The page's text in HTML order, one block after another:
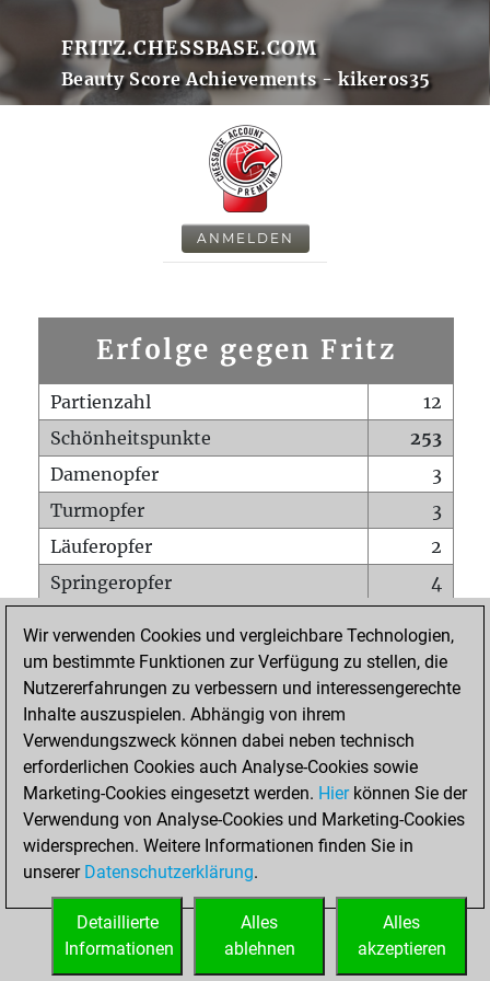
FRITZ.CHESSBASE.COM
Beauty Score Achievements - kikeros35
ANMELDEN
Erfolge gegen Fritz
Partienzahl
12
Schönheitspunkte
253
Damenopfer
3
Turmopfer
3
Läuferopfer
2
Springeropfer
4
Matt auf vollem Brett
0
Bauer setzt Matt
0
Erstickte Matts
Unterverwandlungen
Türme auf der siebten
1
STARTSEITE
Wir verwenden Cookies und vergleichbare Technologien,
um bestimmte Funktionen zur Verfügung zu stellen, die
Nutzererfahrungen zu verbessern und interessengerechte
Inhalte auszuspielen. Abhängig von ihrem
Verwendungszweck können dabei neben technisch
erforderlichen Cookies auch Analyse-Cookies sowie
Marketing-Cookies eingesetzt werden. Hierkönnen Sie der
Verwendung von Analyse-Cookies und Marketing-Cookies
widersprechen. Weitere Informationen finden Sie in
unserer Datenschutzerklärung.
Alles
akzeptieren
Alles
ablehnen
Detaillierte
Informationen